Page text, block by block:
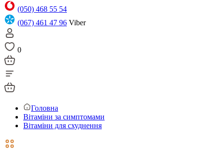
(050) 468 55 54
(067) 461 47 96 Viber
0
Головна
Вітаміни за симптомами
Вітаміни для схуднення